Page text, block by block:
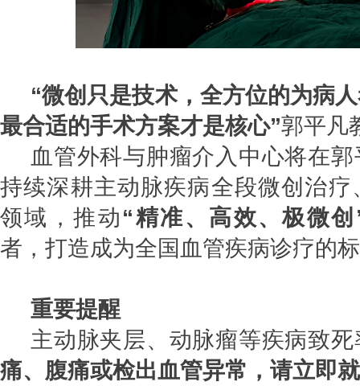
“微创只是技术，全方位的为病
最合适的手术方案才是核心”郭平凡
血管外科与肿瘤介入中心将在
持续深耕主动脉疾病全段微创治
领域，推动“精准、高效、极微创
者，打造成为全国血管疾病诊疗的
重要提醒
主动脉夹层、动脉瘤等疾病致
痛、腹痛或检出血管异常，请立即